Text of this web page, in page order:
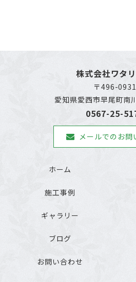
株式会社ワタ
〒496-0931
愛知県愛西市早尾町南
0567-25-
メールでのお問
ホーム
施工事例
ギャラリー
ブログ
お問い合わせ